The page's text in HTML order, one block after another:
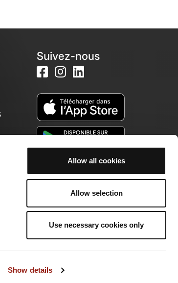
Show details
Allow all cookies
Allow selection
Use necessary cookies only
Suivez-nous
!